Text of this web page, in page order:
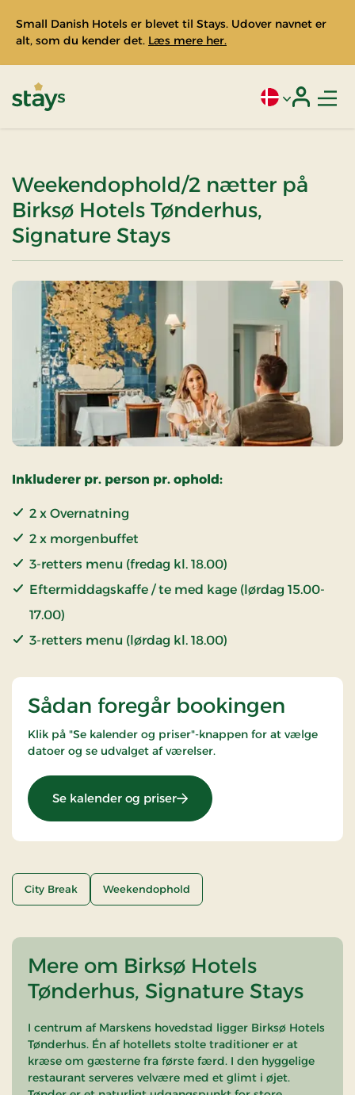
Small Danish Hotels er blevet til Stays. Udover navnet er
alt, som du kender det. Læs mere her.
Aktivt sprog:
Weekendophold/2 nætter på
Birksø Hotels Tønderhus,
Signature Stays
Inkluderer pr. person pr. ophold:
2 x Overnatning
2 x morgenbuffet
3-retters menu (fredag kl. 18.00)
Eftermiddagskaffe / te med kage (lørdag 15.00-
17.00)
3-retters menu (lørdag kl. 18.00)
Sådan foregår bookingen
Klik på "Se kalender og priser"-knappen for at vælge
datoer og se udvalget af værelser.
Se kalender og priser: Weekendophold/2 nætter
City Break Weekendophold
Mere om Birksø Hotels
Tønderhus, Signature Stays
I centrum af Marskens hovedstad ligger Birksø Hotels
Tønderhus. Én af hotellets stolte traditioner er at
kræse om gæsterne fra første færd. I den hyggelige
restaurant serveres velvære med et glimt i øjet.